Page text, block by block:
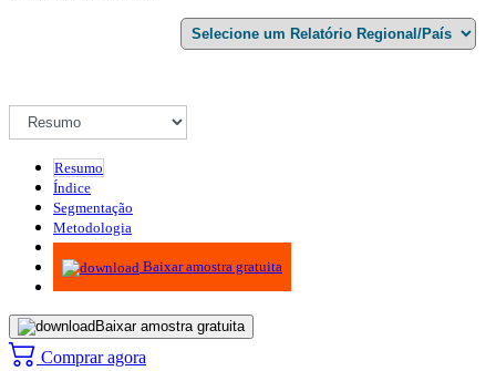
Resumo
Índice
Segmentação
Metodologia
Infográficos
Baixar amostra gratuita
Baixar amostra gratuita
Comprar agora